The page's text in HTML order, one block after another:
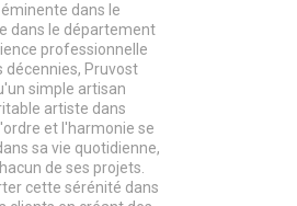
dans le
dans le département
professionnelle
Pruvost
simple artisan
artiste dans
et l'harmonie se
sa vie quotidienne,
de ses projets.
cette sérénité dans